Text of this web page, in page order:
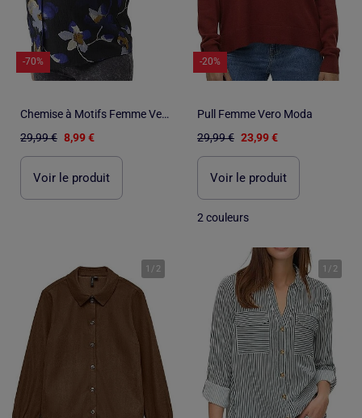
-70%
Chemise à Motifs Femme Vero Moda Maternity Shirt
29,99 € 8,99 €
Voir le produit
-20%
Pull Femme Vero Moda
29,99 € 23,99 €
Voir le produit
2 couleurs
1 / 2 1 / 2